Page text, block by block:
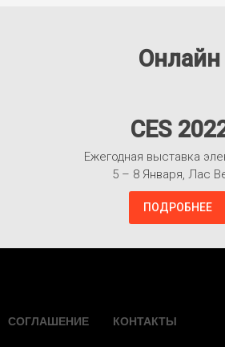
Онлайн
CES
Ежегодная выставка
5 – 8 Января, Лас
ПОДРОБНЕЕ
СОГЛАШЕНИЕ КОНТАКТЫ